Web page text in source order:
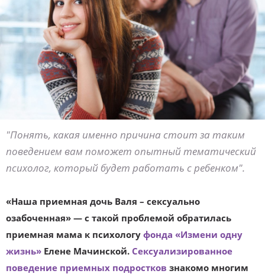
"Понять, какая именно причина стоит за таким
поведением вам поможет опытный тематический
психолог, который будет работать с ребенком".
«Наша приемная дочь Валя – сексуально
озабоченная» — с такой проблемой обратилась
приемная мама к психологу фонда «Измени одну
жизнь» Елене Мачинской. Сексуализированное
поведение приемных подростков знакомо многим